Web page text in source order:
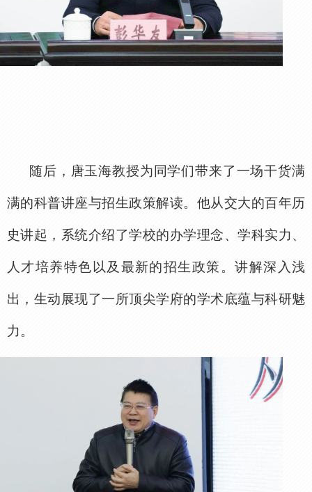
随后，唐玉海教授为同学们带来了一场干货满
满的科普讲座与招生政策解读。他从交大的百年历
史讲起，系统介绍了学校的办学理念、学科实力、
人才培养特色以及最新的招生政策。讲解深入浅
出，生动展现了一所顶尖学府的学术底蕴与科研魅
力。